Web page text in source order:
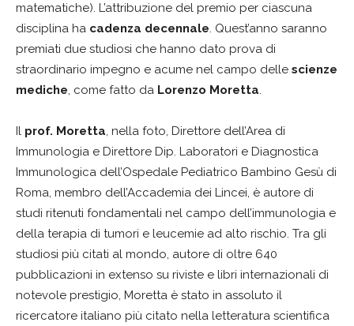
matematiche). L’attribuzione del premio per ciascuna
disciplina ha cadenza decennale. Quest’anno saranno
premiati due studiosi che hanno dato prova di
straordinario impegno e acume nel campo delle scienze
mediche, come fatto da Lorenzo Moretta.
Il prof. Moretta, nella foto, Direttore dell’Area di
Immunologia e Direttore Dip. Laboratori e Diagnostica
Immunologica dell’Ospedale Pediatrico Bambino Gesù di
Roma, membro dell’Accademia dei Lincei, è autore di
studi ritenuti fondamentali nel campo dell’immunologia e
della terapia di tumori e leucemie ad alto rischio. Tra gli
studiosi più citati al mondo, autore di oltre 640
pubblicazioni in extenso su riviste e libri internazionali di
notevole prestigio, Moretta è stato in assoluto il
ricercatore italiano più citato nella letteratura scientifica